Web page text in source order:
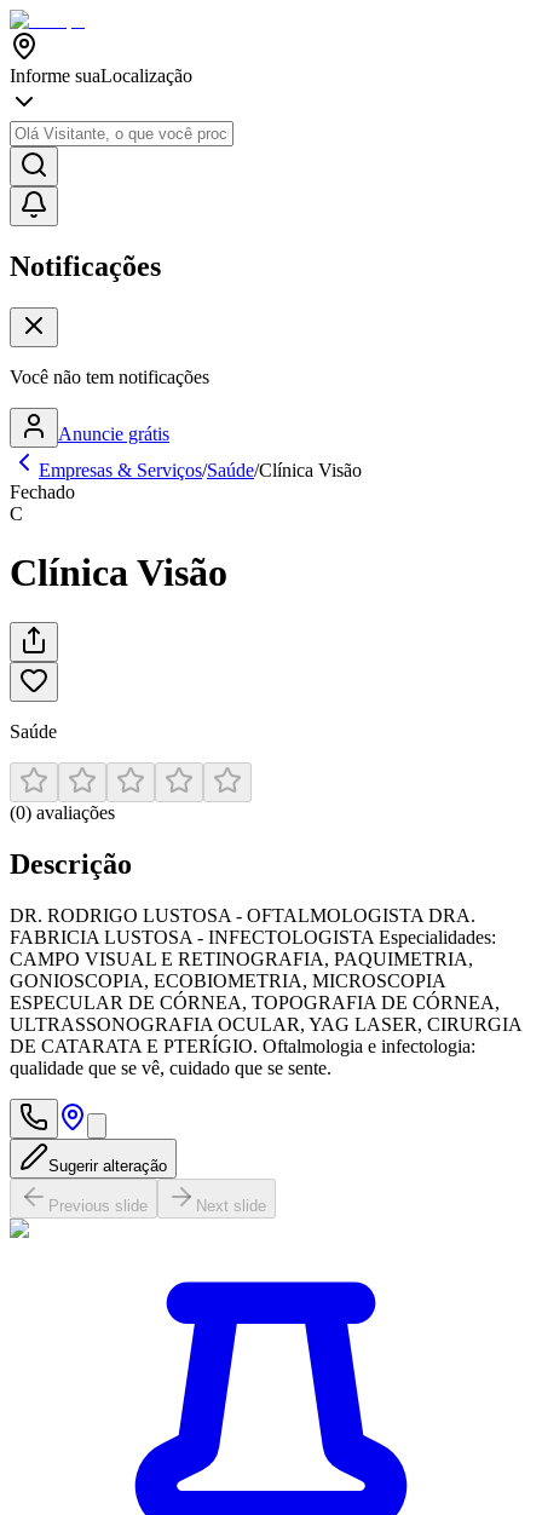
Informe suaLocalização
Notificações
Você não tem notificações
Anuncie grátis
Empresas & Serviços/Saúde/Clínica Visão
Fechado
C
Clínica Visão
Saúde
(0) avaliações
Descrição
DR. RODRIGO LUSTOSA - OFTALMOLOGISTA DRA.
FABRICIA LUSTOSA - INFECTOLOGISTA Especialidades:
CAMPO VISUAL E RETINOGRAFIA, PAQUIMETRIA,
GONIOSCOPIA, ECOBIOMETRIA, MICROSCOPIA
ESPECULAR DE CÓRNEA, TOPOGRAFIA DE CÓRNEA,
ULTRASSONOGRAFIA OCULAR, YAG LASER, CIRURGIA
DE CATARATA E PTERÍGIO. Oftalmologia e infectologia:
qualidade que se vê, cuidado que se sente.
Sugerir alteração
Previous slide Next slide